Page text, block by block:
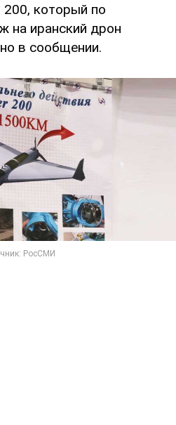
200, который по
на иранский дрон
в сообщении.